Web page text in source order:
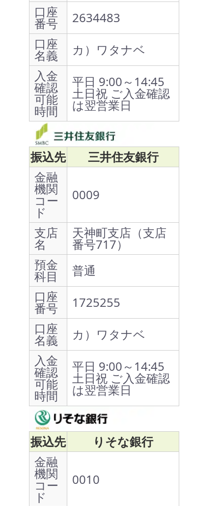
口座
番号
2634483
口座
名義
カ）ワタナベ
入金
確認
可能
時間
平日 9:00～14:45
土日祝 ご入金確認
は翌営業日
振込先
三井住友銀行
金融
機関
コー
ド
0009
支店
名
天神町支店（支店
番号717）
預金
科目
普通
口座
番号
1725255
口座
名義
カ）ワタナベ
入金
確認
可能
時間
平日 9:00～14:45
土日祝 ご入金確認
は翌営業日
振込先
りそな銀行
金融
機関
コー
ド
0010